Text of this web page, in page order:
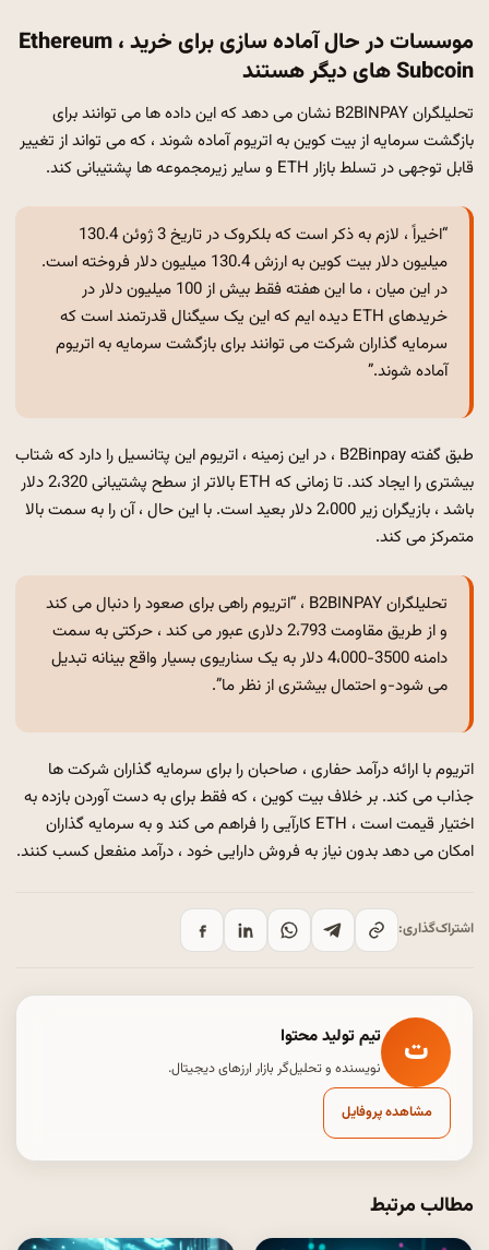
موسسات در حال آماده سازی برای خرید Ethereum ،
Subcoin های دیگر هستند
تحلیلگران B2BINPAY نشان می دهد که این داده ها می توانند برای
بازگشت سرمایه از بیت کوین به اتریوم آماده شوند ، که می تواند از تغییر
قابل توجهی در تسلط بازار ETH و سایر زیرمجموعه ها پشتیبانی کند.
“اخیراً ، لازم به ذکر است که بلکروک در تاریخ 3 ژوئن 130.4
میلیون دلار بیت کوین به ارزش 130.4 میلیون دلار فروخته است.
در این میان ، ما این هفته فقط بیش از 100 میلیون دلار در
خریدهای ETH دیده ایم که این یک سیگنال قدرتمند است که
سرمایه گذاران شرکت می توانند برای بازگشت سرمایه به اتریوم
آماده شوند.”
طبق گفته B2Binpay ، در این زمینه ، اتریوم این پتانسیل را دارد که شتاب
بیشتری را ایجاد کند. تا زمانی که ETH بالاتر از سطح پشتیبانی 2،320 دلار
باشد ، بازیگران زیر 2،000 دلار بعید است. با این حال ، آن را به سمت بالا
متمرکز می کند.
تحلیلگران B2BINPAY ، “اتریوم راهی برای صعود را دنبال می کند
و از طریق مقاومت 2،793 دلاری عبور می کند ، حرکتی به سمت
دامنه 3500-4،000 دلار به یک سناریوی بسیار واقع بینانه تبدیل
می شود-و احتمال بیشتری از نظر ما”.
اتریوم با ارائه درآمد حفاری ، صاحبان را برای سرمایه گذاران شرکت ها
جذاب می کند. بر خلاف بیت کوین ، که فقط برای به دست آوردن بازده به
اختیار قیمت است ، ETH کارآیی را فراهم می کند و به سرمایه گذاران
امکان می دهد بدون نیاز به فروش دارایی خود ، درآمد منفعل کسب کنند.
اشتراک‌گذاری:
ت تیم تولید محتوا
نویسنده و تحلیل‌گر بازار ارزهای دیجیتال.
مشاهده پروفایل
مطالب مرتبط